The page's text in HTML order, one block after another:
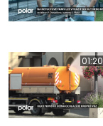
01:20